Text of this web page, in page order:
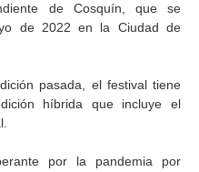
de Cosquín, que se
de 2022 en la Ciudad de
pasada, el festival tiene
híbrida que incluye el
por la pandemia por